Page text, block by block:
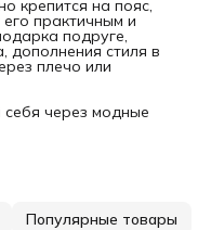
крепится на пояс,
практичным и
подруге,
дополнения стиля в
плечо или
через модные
Популярные товары